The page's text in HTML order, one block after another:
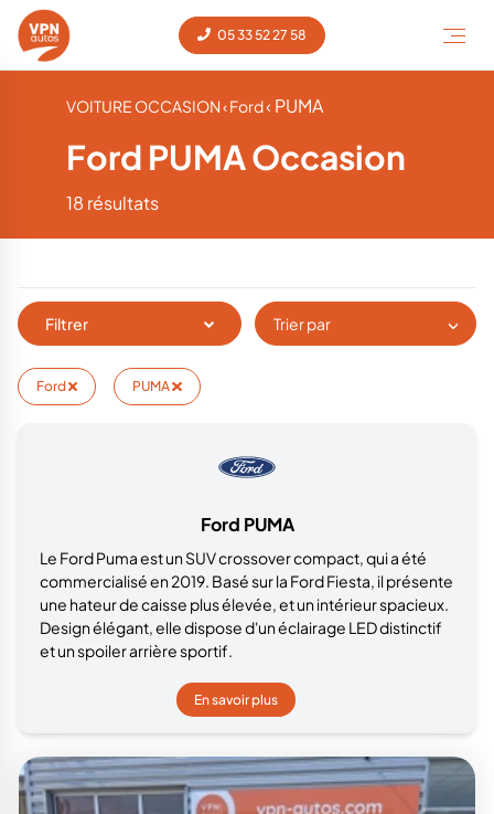
05 33 52 27 58
VOITURE OCCASION‹ Ford‹ PUMA
Ford PUMA Occasion
18 résultats
Filtrer Trier par
Ford PUMA
Ford PUMA
Le Ford Puma est un SUV crossover compact, qui a été
commercialisé en 2019. Basé sur la Ford Fiesta, il présente
une hateur de caisse plus élevée, et un intérieur spacieux.
Design élégant, elle dispose d'un éclairage LED distinctif
et un spoiler arrière sportif.
En savoir plus